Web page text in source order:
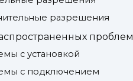
разрешения
проблем
с установкой
с подключением